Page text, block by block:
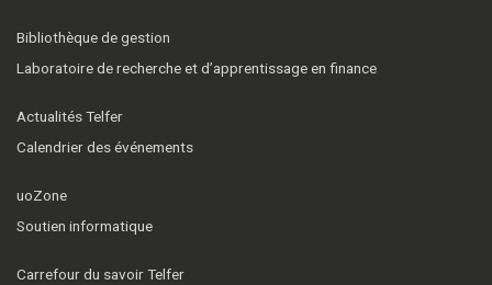
Bibliothèque de gestion
Laboratoire de recherche et d’apprentissage en finance
Actualités Telfer
Calendrier des événements
uoZone
Soutien informatique
Carrefour du savoir Telfer